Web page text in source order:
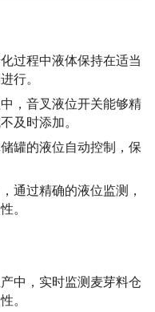
化过程中液体保持在适当
行。
中，音叉液位开关能够精
及时添加。
罐的液位自动控制，保
通过精确的液位监测，
。
产中，实时监测麦芽料仓
。